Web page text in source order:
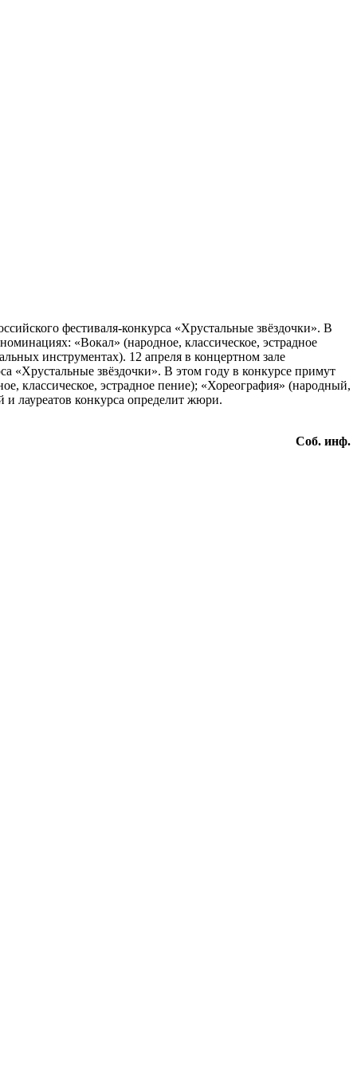
фестиваля-конкурса «Хрустальные звёздочки». В
«Вокал» (народное, классическое, эстрадное
инструментах). 12 апреля в концертном зале
«Хрустальные звёздочки». В этом году в конкурсе примут
классическое, эстрадное пение); «Хореография» (народный,
лауреатов конкурса определит жюри.
Соб. инф.